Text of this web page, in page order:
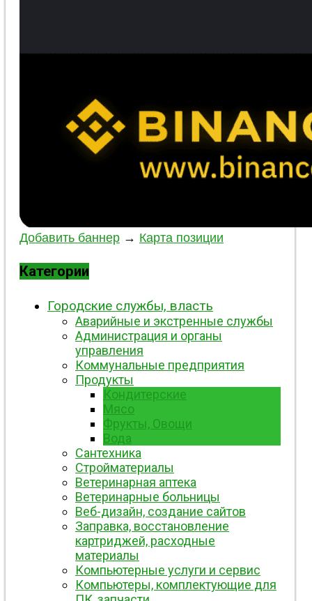
Добавить баннер → Карта позиции
Категории
Городские службы, власть
Аварийные и экстренные службы
Администрация и органы
управления
Коммунальные предприятия
Продукты
Кондитерские
Мясо
Фрукты, Овощи
Вода
Сантехника
Стройматериалы
Ветеринарная аптека
Ветеринарные больницы
Веб-дизайн, создание сайтов
Заправка, восстановление
картриджей, расходные
материалы
Компьютерные услуги и сервис
Компьютеры, комплектующие для